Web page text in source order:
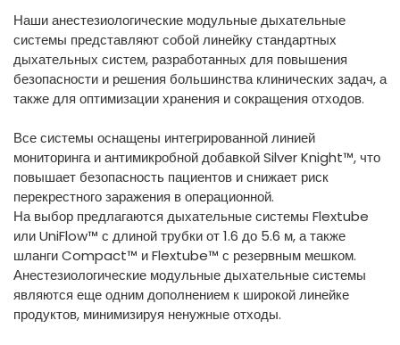
France
International English
Наши анестезиологические модульные дыхательные
системы представляют собой линейку стандартных
дыхательных систем, разработанных для повышения
безопасности и решения большинства клинических задач, а
также для оптимизации хранения и сокращения отходов.
Все системы оснащены интегрированной линией
мониторинга и антимикробной добавкой Silver Knight™, что
повышает безопасность пациентов и снижает риск
перекрестного заражения в операционной.
На выбор предлагаются дыхательные системы Flextube
или UniFlow™ с длиной трубки от 1.6 до 5.6 м, а также
шланги Compact™ и Flextube™ с резервным мешком.
Анестезиологические модульные дыхательные системы
являются еще одним дополнением к широкой линейке
продуктов, минимизируя ненужные отходы.